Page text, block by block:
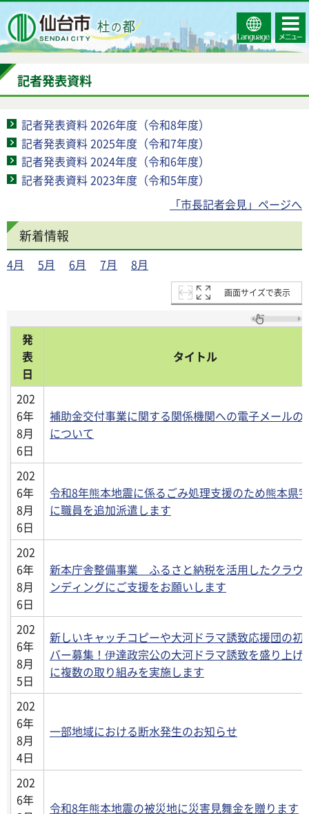
Select
Language
コンテ
ンツメ
ニュー
記者発表資料
記者発表資料 2026年度（令和8年度）
記者発表資料 2025年度（令和7年度）
記者発表資料 2024年度（令和6年度）
記者発表資料 2023年度（令和5年度）
「市長記者会見」ページへ
新着情報
4月 5月 6月 7月 8月
画面サイズで表示
発
表
日
タイトル
202
6年
8月
6日
補助金交付事業に関する関係機関への電子メールの
について
202
6年
8月
6日
令和8年熊本地震に係るごみ処理支援のため熊本県
に職員を追加派遣します
202
6年
8月
6日
新本庁舎整備事業 ふるさと納税を活用したクラウ
ンディングにご支援をお願いします
202
6年
8月
5日
新しいキャッチコピーや大河ドラマ誘致応援団の初
バー募集！伊達政宗公の大河ドラマ誘致を盛り上げ
に複数の取り組みを実施します
202
6年
8月
4日
一部地域における断水発生のお知らせ
202
6年
令和8年熊本地震の被災地に災害見舞金を贈ります